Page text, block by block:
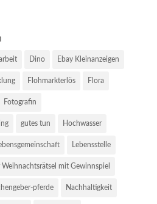
Dino Ebay Kleinanzeigen
Flohmarkterlös Flora
Fotografin
gutes tun Hochwasser
Lebensstelle
mit Gewinnspiel
pferde Nachhaltigkeit